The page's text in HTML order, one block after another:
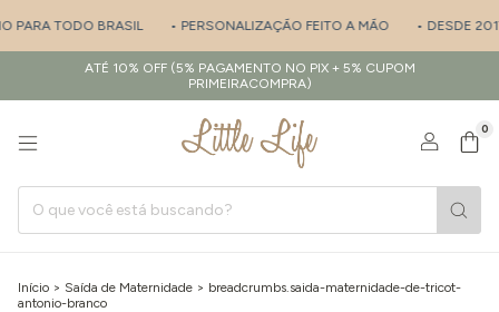
BRASIL • PERSONALIZAÇÃO FEITO A MÃO • DESDE 2017 -
ATÉ 10% OFF (5% PAGAMENTO NO PIX + 5% CUPOM
PRIMEIRACOMPRA)
0
Início > Saída de Maternidade > breadcrumbs.saida-maternidade-de-tricot-
antonio-branco